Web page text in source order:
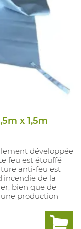
x 1,5m
développée
feu est étouffé
anti-feu est
de la
bien que de
production
Conçu pour
à long